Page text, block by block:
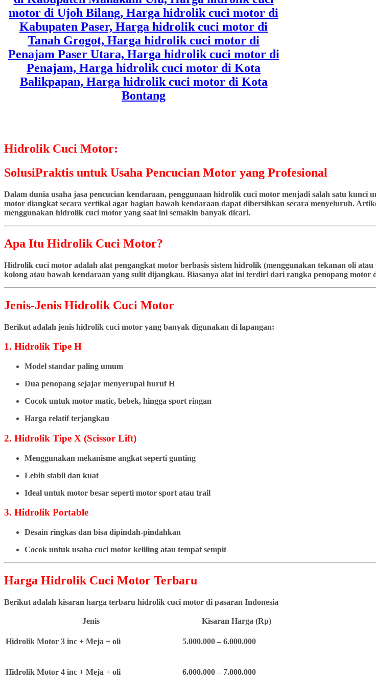
Hidrolik Cuci Motor:
SolusiPraktis untuk Usaha Pencucian Motor yang Profesional
Dalam dunia usaha jasa pencucian kendaraan, penggunaan hidrolik cuci motor menjadi salah satu
motor diangkat secara vertikal agar bagian bawah kendaraan dapat dibersihkan secara menyeluruh.
menggunakan hidrolik cuci motor yang saat ini semakin banyak dicari.
Apa Itu Hidrolik Cuci Motor?
Hidrolik cuci motor adalah alat pengangkat motor berbasis sistem hidrolik (menggunakan tekanan oli
kolong atau bawah kendaraan yang sulit dijangkau. Biasanya alat ini terdiri dari rangka penopang motor
Jenis-Jenis Hidrolik Cuci Motor
Berikut adalah jenis hidrolik cuci motor yang banyak digunakan di lapangan:
1. Hidrolik Tipe H
Model standar paling umum
Dua penopang sejajar menyerupai huruf H
Cocok untuk motor matic, bebek, hingga sport ringan
Harga relatif terjangkau
2. Hidrolik Tipe X (Scissor Lift)
Menggunakan mekanisme angkat seperti gunting
Lebih stabil dan kuat
Ideal untuk motor besar seperti motor sport atau trail
3. Hidrolik Portable
Desain ringkas dan bisa dipindah-pindahkan
Cocok untuk usaha cuci motor keliling atau tempat sempit
Harga Hidrolik Cuci Motor Terbaru
Berikut adalah kisaran harga terbaru hidrolik cuci motor di pasaran Indonesia
Jenis Kisaran Harga (Rp)
Hidrolik Motor 3 inc + Meja + oli 5.000.000 – 6.000.000
Hidrolik Motor 4 inc + Meja + oli 6.000.000 – 7.000.000